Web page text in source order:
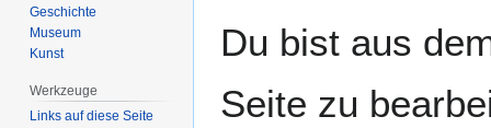
Navigation
Suche
Du bist aus
Seite zu
Geschichte
Museum
Kunst
Werkzeuge
Links auf diese Seite